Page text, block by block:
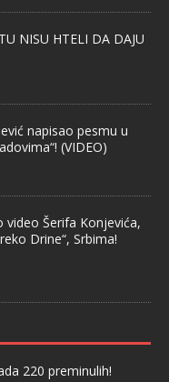
NISU HTELI DA DAJU
napisao pesmu u
(VIDEO)
video Šerifa Konjevića,
Drine“, Srbima!
220 preminulih!